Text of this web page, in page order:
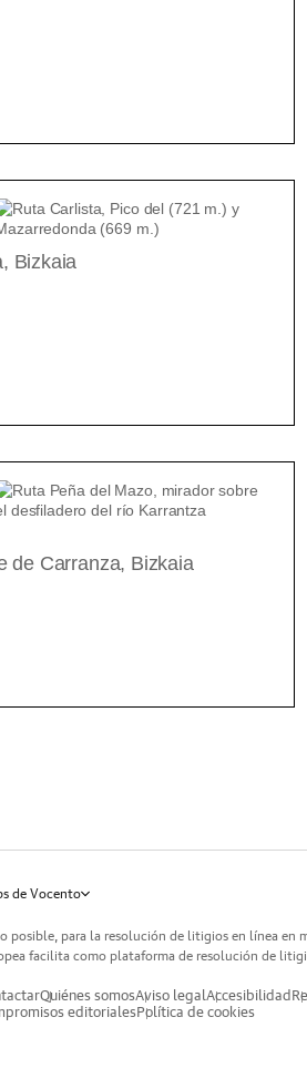
Bizkaia
de Carranza, Bizkaia
de Vocento
posible, para la resolución de litigios en línea en
facilita como plataforma de resolución de
Quiénes somosAviso legalAccesibilidad
editorialesPolítica de cookies